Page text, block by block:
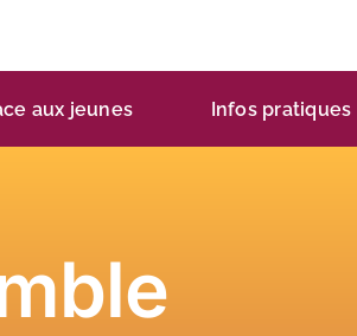
aux jeunes Infos pratiques